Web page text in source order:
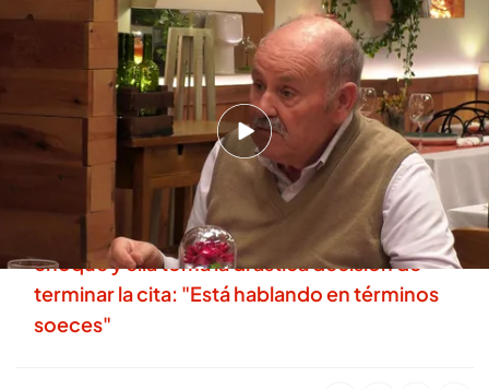
'First Dates'
First Dates
11 MAR 2026 - 23:10h.
Descubre al completo la cita de Mª Ángeles y
José Antonio en 'First Dates'
Dos solteros de 'First Dates' tienen un fuerte
choque y ella toma la drástica decisión de
terminar la cita: "Está hablando en términos
soeces"